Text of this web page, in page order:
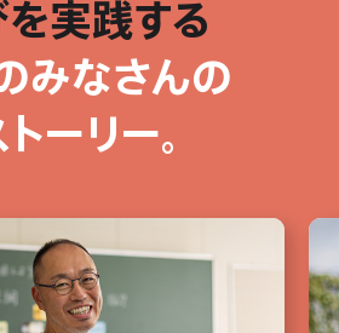
実践する
みなさんの
ーリー。